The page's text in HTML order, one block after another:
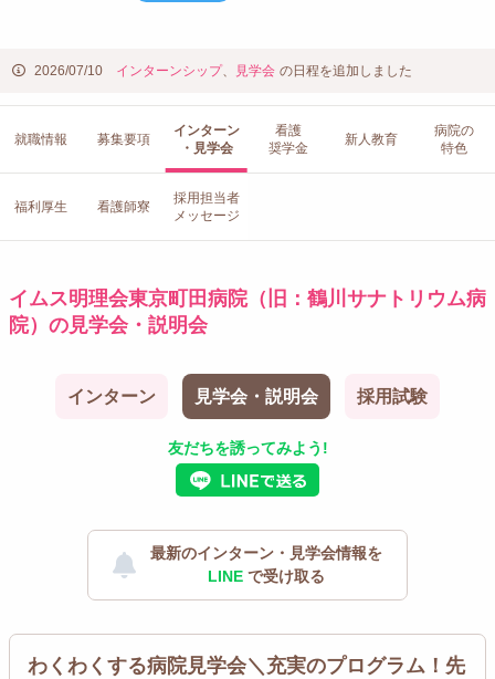
2026/07/10 インターンシップ、 見学会 の日程を追加しました
就職情報 募集要項
インターン
・見学会
看護
奨学金
新人教育
病院の
特色
福利厚生 看護師寮
採用担当者
メッセージ
イムス明理会東京町田病院（旧：鶴川サナトリウム病
院）の見学会・説明会
インターン 見学会・説明会 採用試験
友だちを誘ってみよう!
最新のインターン・見学会情報を
LINE で受け取る
わくわくする病院見学会＼充実のプログラム！先